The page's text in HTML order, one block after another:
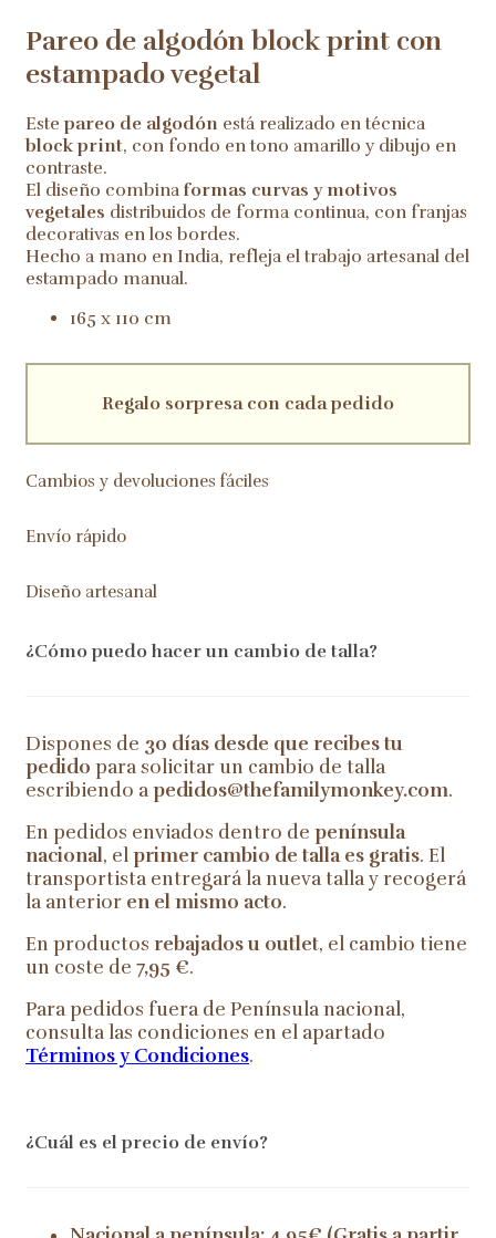
Pareo de algodón block print con
estampado vegetal
Estepareo de algodón está realizado en técnica
block print, con fondo en tono amarillo y dibujo en
contraste.
El diseño combinaformas curvas y motivos
vegetales distribuidos de forma continua, con franjas
decorativas en los bordes.
Hecho a mano en India, refleja el trabajo artesanal del
estampado manual.
165 x 110 cm
Regalo sorpresa con cada pedido
Cambios y devoluciones fáciles
Envío rápido
Diseño artesanal
¿Cómo puedo hacer un cambio de talla?
Dispones de 30 días desde que recibes tu
pedido para solicitar un cambio de talla
escribiendo apedidos@thefamilymonkey.com.
En pedidos enviados dentro de península
nacional, elprimer cambio de talla es gratis. El
transportista entregará la nueva talla y recogerá
la anterior en el mismo acto.
En productos rebajados u outlet, el cambio tiene
un coste de 7,95 €.
Para pedidos fuera de Península nacional,
consulta las condiciones en el apartado
Términos y Condiciones.
¿Cuál es el precio de envío?